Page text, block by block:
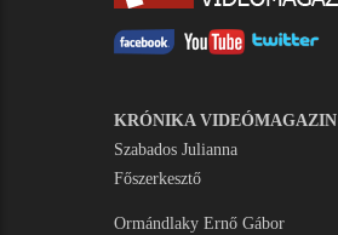
KRÓNIKA VIDEÓMAGAZIN
Szabados Julianna
Főszerkesztő
Ormándlaky Ernő Gábor